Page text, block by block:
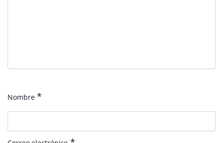
Nombre *